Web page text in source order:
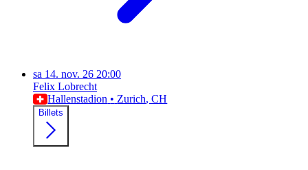
sa 14. nov. 26 20:00
Felix Lobrecht
Hallenstadion • Zurich, CH
Billets